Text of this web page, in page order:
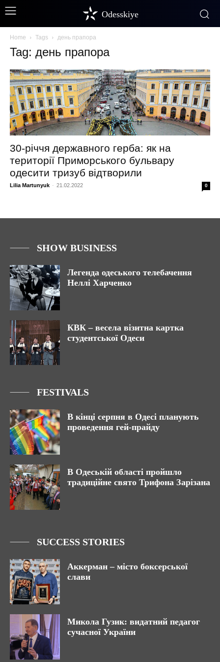
Odesskiye
Home Tags день прапора
Tag: день прапора
30-річчя державного герба: як на
території Приморського бульвару
одесити тризуб відтворили
Lilia Martunyuk - 21.02.2022 0
SHOW BUSINESS
Легенда одеського телебачення
Неллі Харченко
КВК – весела візитна картка
студентської Одеси
FESTIVALS
В кінці серпня в Одесі планують
проведення гей-прайду
В Одеській області пройшло
традиційне свято Трифона Зарізана
SUCCESS STORIES
Аккерман – місто боксерської
слави
Микола Гузик: видатний педагог
сучасної України